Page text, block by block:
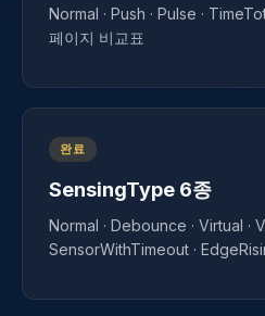
Normal · Push · Pulse ·
페이지 비교표
완료
SensingType 6종
Normal · Debounce · Virtual ·
SensorWithTimeout ·